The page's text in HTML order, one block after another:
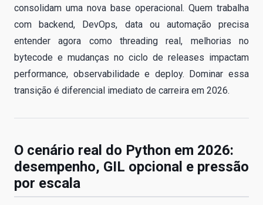
consolidam uma nova base operacional. Quem trabalha
com backend, DevOps, data ou automação precisa
entender agora como threading real, melhorias no
bytecode e mudanças no ciclo de releases impactam
performance, observabilidade e deploy. Dominar essa
transição é diferencial imediato de carreira em 2026.
O cenário real do Python em 2026:
desempenho, GIL opcional e pressão
por escala